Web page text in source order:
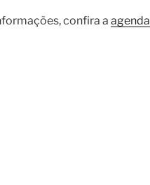
confira a agenda